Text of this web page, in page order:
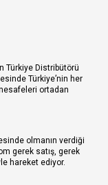
Türkiye Distribütörü
Türkiye’nin her
ortadan
olmanın verdiği
gerek satış, gerek
hareket ediyor.